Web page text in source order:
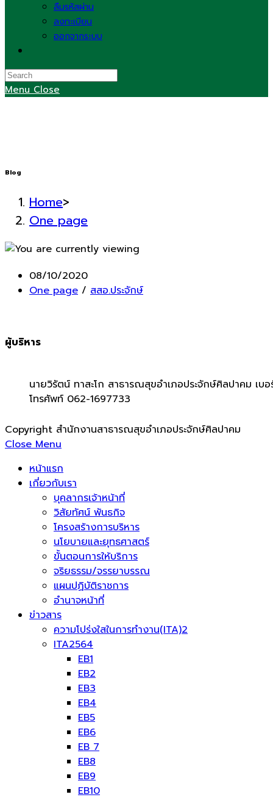
ลืมรหัสผ่าน
ลงทะเบียน
ออกจากระบบ
search
Menu Close
Blog
Home>
One page
Post
published:
08/10/2020
Post
One page / สสอ.ประจักษ์
ผู้บริหาร
นายวิรัตน์ ทาสะโก สาธารณสุขอำเภอประจักษ์ศิลปาคม เบอ
โทรศัพท์ 062-1697733
Copyright สำนักงานสาธารณสุขอำเภอประจักษ์ศิลปาคม
Close Menu
หน้าแรก
เกี่ยวกับเรา
บุคลากรเจ้าหน้าที่
วิสัยทัศน์ พันธกิจ
โครงสร้างการบริหาร
นโยบายและยุทธศาสตร์
ขั้นตอนการให้บริการ
จริยธรรม/จรรยาบรรณ
แผนปฏิบัติราชการ
อำนาจหน้าที่
ข่าวสาร
ความโปร่งใสในการทำงาน(ITA)2
ITA2564
EB1
EB2
EB3
EB4
EB5
EB6
EB 7
EB8
EB9
EB10